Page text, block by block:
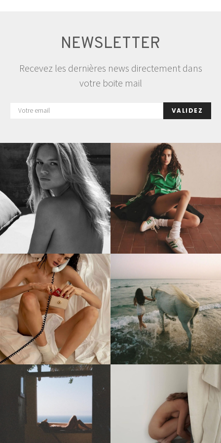
NEWSLETTER
Recevez les dernières news directement dans
votre boite mail
VALIDEZ